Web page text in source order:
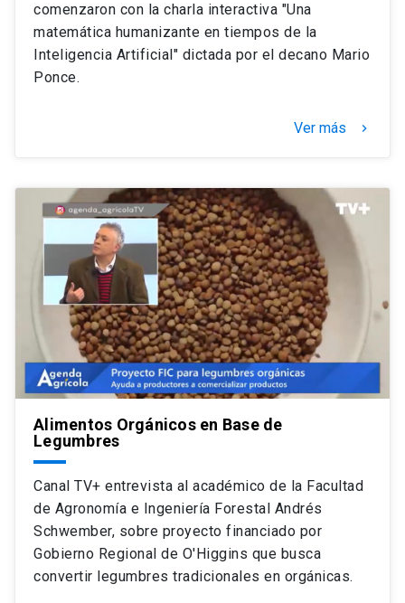
comenzaron con la charla interactiva "Una
matemática humanizante en tiempos de la
Inteligencia Artificial" dictada por el decano Mario
Ponce.
Ver más keyboard_arrow_right
Alimentos Orgánicos en Base de
Legumbres
Canal TV+ entrevista al académico de la Facultad
de Agronomía e Ingeniería Forestal Andrés
Schwember, sobre proyecto financiado por
Gobierno Regional de O'Higgins que busca
convertir legumbres tradicionales en orgánicas.